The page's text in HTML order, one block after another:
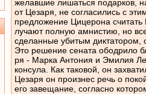
желавшие лишаться подарков,
от Цезаря, не согласились с
предложение Цицерона
лучают полную амнистию, но
сделанные убитым диктатором,
Это решение сената ободрило
ря - Марка Антония и Эмилия
консула. Как таковой, он
Цезаря он произнес речь о
его завещание, согласно